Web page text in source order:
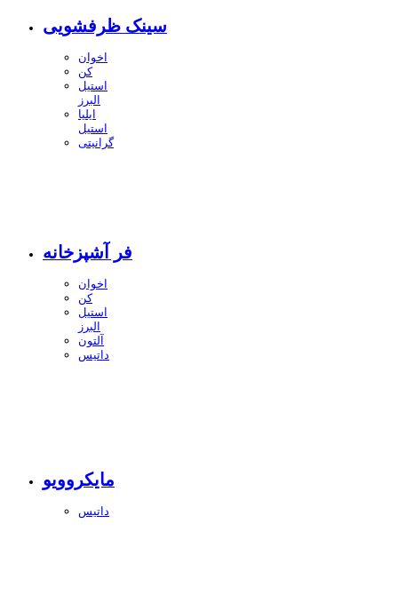
سینک ظرفشویی
اخوان
کن
استیل
البرز
ایلیا
استیل
گرانیتی
فر آشپزخانه
اخوان
کن
استیل
البرز
آلتون
داتیس
مایکروویو
داتیس